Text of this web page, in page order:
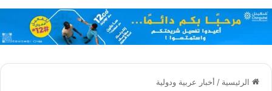
الرئيسية / أخبار عربية ودولية